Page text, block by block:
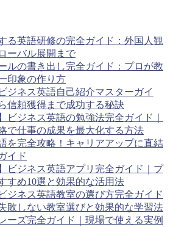
る英語研修の完全ガイド：外国人観
ーバル展開まで
ルの書き出し完全ガイド：プロが教
印象の作り方
ジネス英語自己紹介マスターガイ
信頼獲得まで成功する秘訣
ビジネス英語の勉強法完全ガイド｜
で仕事の成果を最大化する方法
を完全攻略！キャリアアップに直結
イド
ビジネス英語アプリ完全ガイド｜プ
すめ10選と効果的な活用法
ジネス英語教室の選び方完全ガイド
敗しない教室選びと効果的な学習法
ーズ完全ガイド｜現場で使える実例